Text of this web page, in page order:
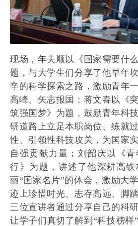
现场，年夫顺以《国家需要什
题，与大学生们分享了他早年
辛的科学探索之路，激励青年
高峰、矢志报国；蒋文春以《
筑强国梦》为题，鼓励青年科
研道路上立足本职岗位、练就
性、引领性科技攻关，为国家
自强贡献力量；刘韶庆以《
行》为题，讲述了他深耕高
丽“国家名片”的体会，激励大
迹上珍惜时光、志存高远、脚
三位宣讲者通过分享自己的科
让学子们真切了解到“科技榜样